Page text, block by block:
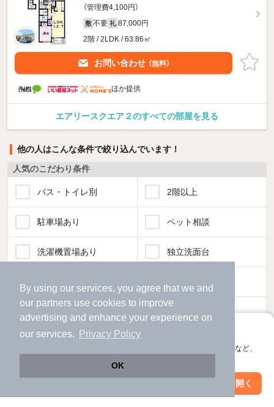
By using our services, you agree that we and
our partners use cookies to improve
advertising and enhance your experience on
our services.
Privacy Policy
OK
アプリに切り替えて、サクサクお部屋探し
会員登録なしですぐ使える。マップ検索やお気に入り保存など、
アプリを開く
（管理費4,100円）
敷 不要 礼 87,000円
2階 / 2LDK / 63.86㎡
お問い合わせ （無料）
ほか提供
エアリースクエア２のすべての部屋を見る
他の人はこんな条件で絞り込んでいます！
人気のこだわり条件
バス・トイレ別 2階以上
駐車場あり ペット相談
洗濯機置場あり 独立洗面台
温水洗浄便座 オートロック
コンロ2口以上
絞り込み条件を変更